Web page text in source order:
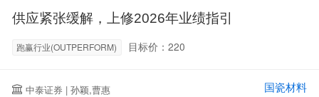
供应紧张缓解，上修2026年业绩指引
跑赢行业(OUTPERFORM) 目标价：220
中泰证券 | 孙颖,曹惠 国瓷材料